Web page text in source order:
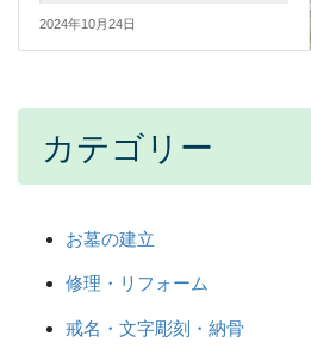
2024年10月24日
カテゴリー
お墓の建立
修理・リフォーム
戒名・文字彫刻・納骨